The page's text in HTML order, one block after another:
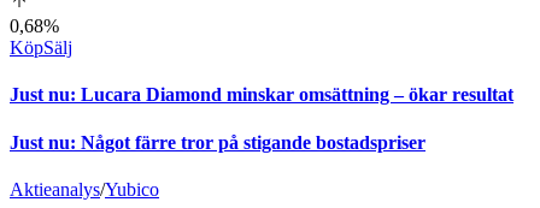
0,68%
KöpSälj
Just nu: Lucara Diamond minskar omsättning – ökar resultat
Just nu: Något färre tror på stigande bostadspriser
Aktieanalys/Yubico